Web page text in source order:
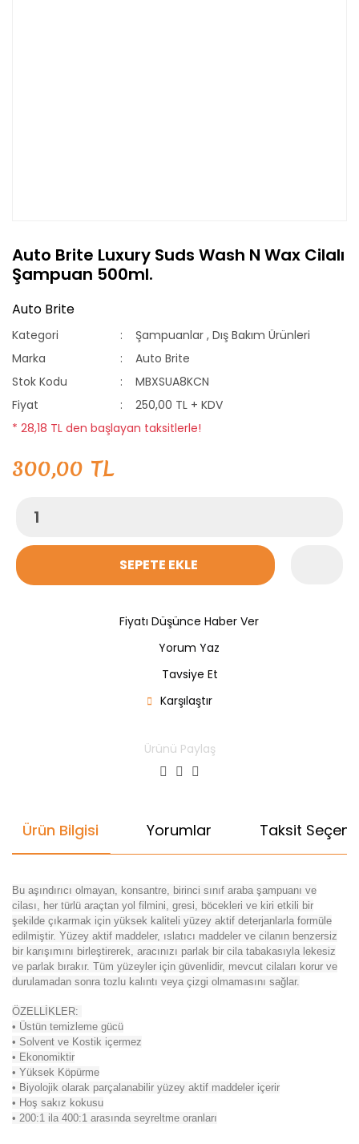
Auto Brite Luxury Suds Wash N Wax Cilalı
Şampuan 500ml.
Auto Brite
Kategori Şampuanlar ,Dış Bakım Ürünleri
Marka
Auto Brite
Stok Kodu
MBXSUA8KCN
Fiyat
250,00 TL + KDV
* 28,18 TL den başlayan taksitlerle!
300,00 TL
SEPETE EKLE
Fiyatı Düşünce Haber Ver
Yorum Yaz
Tavsiye Et
Karşılaştır
Ürünü Paylaş
Ürün Bilgisi Yorumlar Taksit
Bu aşındırıcı olmayan, konsantre, birinci sınıf araba şampuanı ve
cilası, her türlü araçtan yol filmini, gresi, böcekleri ve kiri etkili bir
şekilde çıkarmak için yüksek kaliteli yüzey aktif deterjanlarla formüle
edilmiştir. Yüzey aktif maddeler, ıslatıcı maddeler ve cilanın benzersiz
bir karışımını birleştirerek, aracınızı parlak bir cila tabakasıyla lekesiz
ve parlak bırakır. Tüm yüzeyler için güvenlidir, mevcut cilaları korur ve
durulamadan sonra tozlu kalıntı veya çizgi olmamasını sağlar.
ÖZELLİKLER:
• Üstün temizleme gücü
• Solvent ve Kostik içermez
• Ekonomiktir
• Yüksek Köpürme
• Biyolojik olarak parçalanabilir yüzey aktif maddeler içerir
• Hoş sakız kokusu
• 200:1 ila 400:1 arasında seyreltme oranları